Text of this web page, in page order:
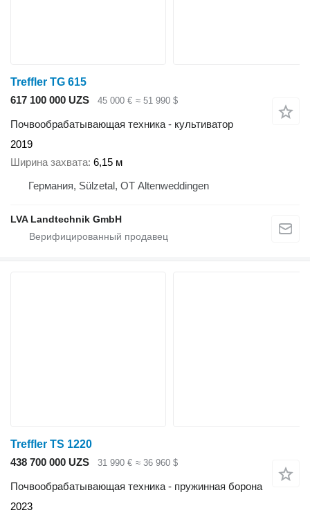
Treffler TG 615
617 100 000 UZS
45 000 € ≈ 51 990 $
Почвообрабатывающая техника - культиватор
2019
Ширина захвата 6,15 м
Германия, Sülzetal, OT Altenweddingen
LVA Landtechnik GmbH
Treffler TS 1220
438 700 000 UZS
31 990 € ≈ 36 960 $
Почвообрабатывающая техника - пружинная борона
2023